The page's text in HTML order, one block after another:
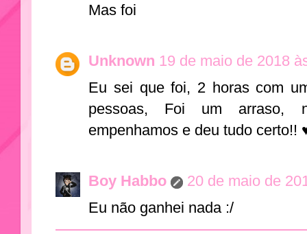
Mas foi
Unknown 19 de maio de 2018
Eu sei que foi, 2 horas com
pessoas, Foi um arraso,
empenhamos e deu tudo certo!!
Boy Habbo
20 de maio de
Eu não ganhei nada :/